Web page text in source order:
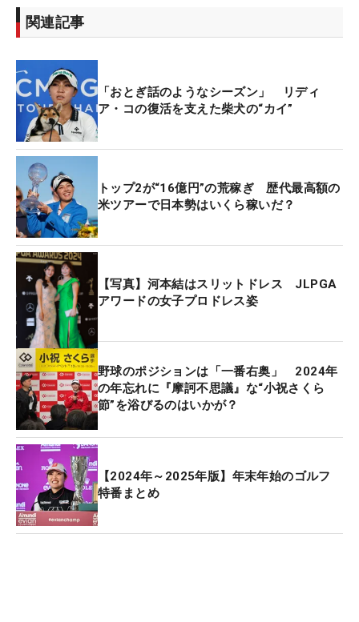
た。
女子オープン」で勝利し、女子選手としてプロトー
ナメント最年少優勝記録を達成。翌年の15歳には米
国女子ツアーを制しツアー最年少記録を樹立した。
15年には17歳9カ月9日の最年少記録で世界ランキ
ング1位に就いた。（文・武川玲子=米国在住）
関連記事
「おとぎ話のようなシーズン」 リディ
ア・コの復活を支えた柴犬の“カイ”
トップ2が“16億円”の荒稼ぎ 歴代最高額の
米ツアーで日本勢はいくら稼いだ？
【写真】河本結はスリットドレス JLPGA
アワードの女子プロドレス姿
野球のポジションは「一番右奥」 2024年
の年忘れに『摩訶不思議』な“小祝さくら
節”を浴びるのはいかが？
【2024年～2025年版】年末年始のゴルフ
特番まとめ